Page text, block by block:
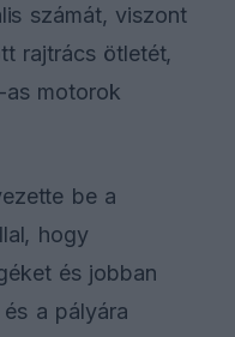
számát, viszont
rajtrács ötletét,
as motorok
be a
hogy
és jobban
a pályára